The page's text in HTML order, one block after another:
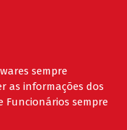
sempre
as informações dos
Funcionários sempre